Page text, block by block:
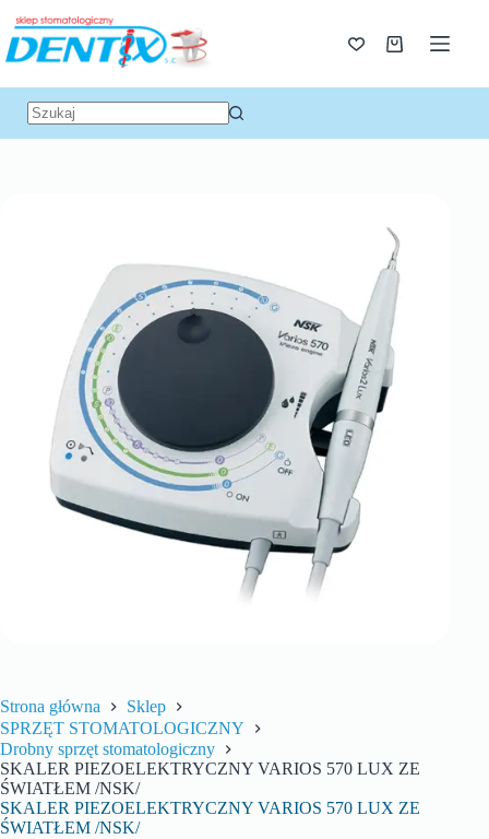
Strona główna
Sklep
SPRZĘT STOMATOLOGICZNY
Drobny sprzęt stomatologiczny
SKALER PIEZOELEKTRYCZNY VARIOS 570 LUX ZE
ŚWIATŁEM /NSK/
SKALER PIEZOELEKTRYCZNY VARIOS 570 LUX ZE
ŚWIATŁEM /NSK/